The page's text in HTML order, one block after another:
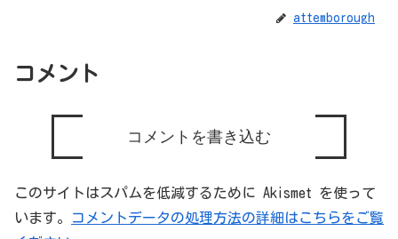
attemborough
コメント
コメントを書き込む
このサイトはスパムを低減するために Akismet を使って
います。
コメントデータの処理方法の詳細はこちらをご覧